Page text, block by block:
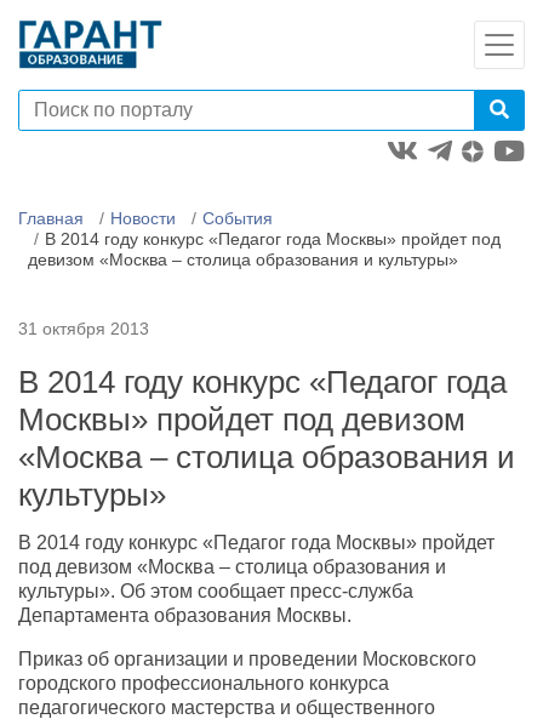
Главная Новости
События
В 2014 году конкурс «Педагог года Москвы» пройдет под
девизом «Москва – столица образования и культуры»
31 октября 2013
В 2014 году конкурс «Педагог года
Москвы» пройдет под девизом
«Москва – столица образования и
культуры»
В 2014 году конкурс «Педагог года Москвы» пройдет
под девизом «Москва – столица образования и
культуры». Об этом сообщает пресс-служба
Департамента образования Москвы.
Приказ об организации и проведении Московского
городского профессионального конкурса
педагогического мастерства и общественного